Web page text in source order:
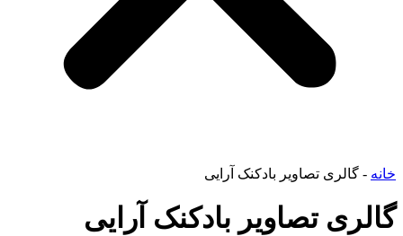
خانه - گالری تصاویر بادکنک آرایی
گالری تصاویر بادکنک آرایی